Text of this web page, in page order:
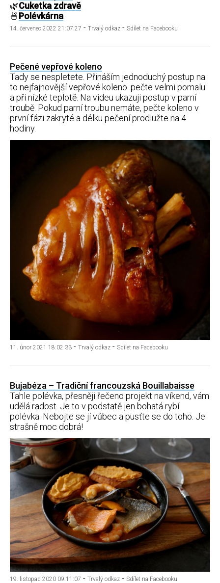
🌿Cuketka zdravě
🍜Polévkárna
14. červenec 2022 21:07:27 - Trvalý odkaz - Sdílet na Facebooku
Pečené vepřové koleno
Tady se nespletete. Přináším jednoduchý postup na
to nejfajnovější vepřové koleno. pečte velmi pomalu
a při nízké teplotě. Na videu ukazuji postup v parní
troubě. Pokud parní troubu nemáte, pečte koleno v
první fázi zakryté a délku pečení prodlužte na 4
hodiny.
11. únor 2021 18:02:33 - Trvalý odkaz - Sdílet na Facebooku
Bujabéza – Tradiční francouzská Bouillabaisse
Tahle polévka, přesněji řečeno projekt na víkend, vám
udělá radost. Je to v podstatě jen bohatá rybí
polévka. Nebojte se jí vůbec a pusťte se do toho. Je
strašně moc dobrá!
19. listopad 2020 09:11:07 - Trvalý odkaz - Sdílet na Facebooku